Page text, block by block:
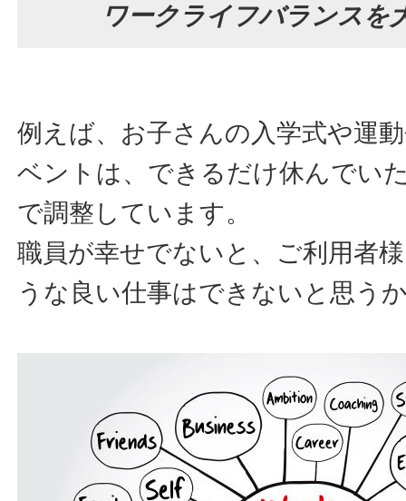
ワークライフバランスを
例えば、お子さんの入学式や運
ベントは、できるだけ休んでい
で調整しています。
職員が幸せでないと、ご利用者
うな良い仕事はできないと思う